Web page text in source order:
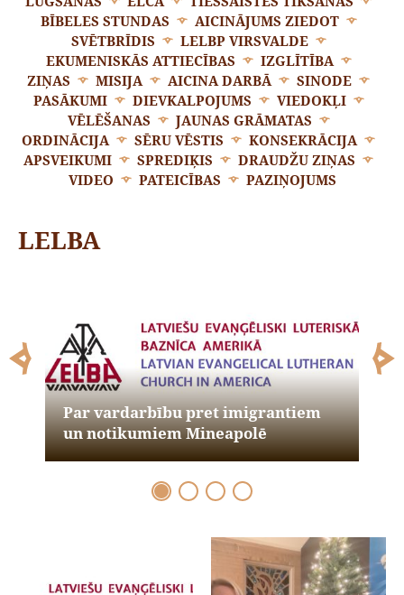
BĪBELES STUNDAS
AICINĀJUMS ZIEDOT
SVĒTBRĪDIS
LELBP VIRSVALDE
EKUMENISKĀS ATTIECĪBAS
IZGLĪTĪBA
ZIŅAS
MISIJA AICINA DARBĀ
SINODE
PASĀKUMI
DIEVKALPOJUMS
VIEDOKĻI
VĒLĒŠANAS
JAUNAS GRĀMATAS
ORDINĀCIJA
SĒRU VĒSTIS
KONSEKRĀCIJA
APSVEIKUMI
SPREDIĶIS
DRAUDŽU ZIŅAS
VIDEO
PATEICĪBAS PAZIŅOJUMS
LELBA
Denveras draudze meklē mācītāju
Par vardarbību pret imigrantiem
un notikumiem Mineapolē
LELBA Vidienes apgabala mācītāju
sveicieni draudzēm Ziemassvētkos
2025
Dievkalpojumi Ziemassvētkos, gada
nogalē / jaunā gada sākumā
Denveras draudze meklē mācītāju
Par vardarbību pret imigrantiem
un notikumiem Mineapolē